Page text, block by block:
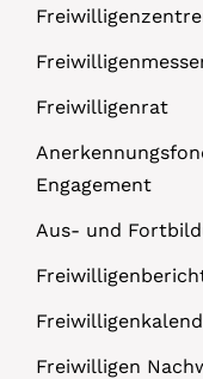
Freiwilligenrat
Engagement
Aus- und
Freiwilligen